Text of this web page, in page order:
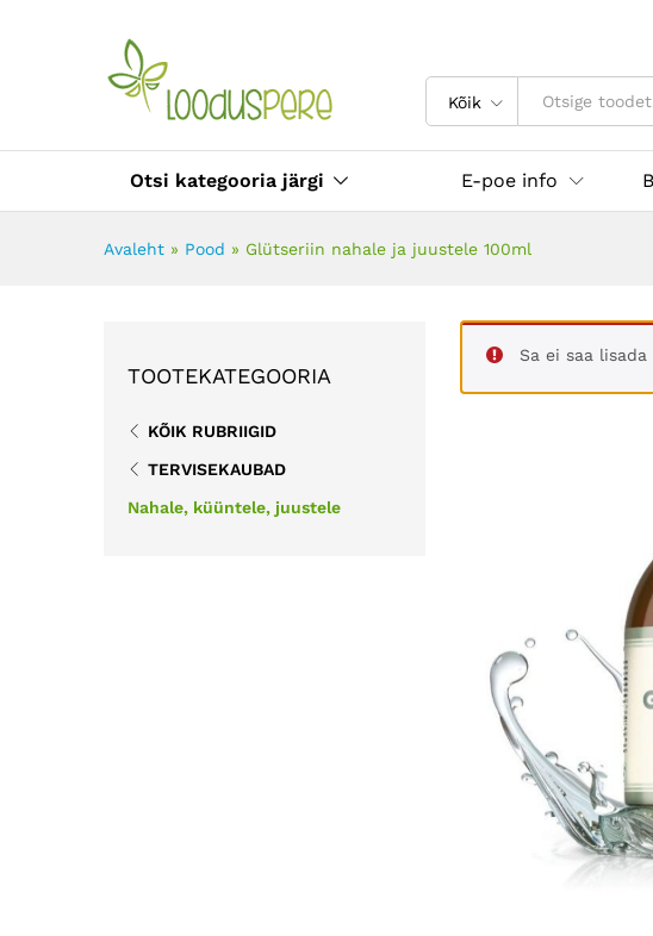
Kõik
Otsi kategooria järgi E-poe info
Avaleht » Pood » Glütseriin nahale ja juustele 100ml
Sa ei saa
TOOTEKATEGOORIA
KÕIK RUBRIIGID
TERVISEKAUBAD
Nahale, küüntele, juustele